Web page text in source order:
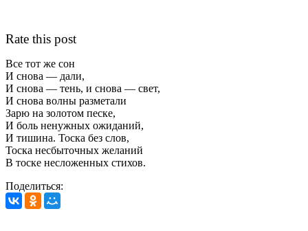
Rate this post
Все тот же сон
И снова — дали,
И снова — тень, и снова — свет,
И снова волны разметали
Зарю на золотом песке,
И боль ненужных ожиданий,
И тишина. Тоска без слов,
Тоска несбыточных желаний
В тоске несложенных стихов.
Поделиться: